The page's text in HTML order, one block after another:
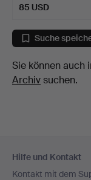
85 USD
Suche
Sie können auch
Archivsuchen.
Navigation
Hilfe und Kontakt
Kontakt mit dem